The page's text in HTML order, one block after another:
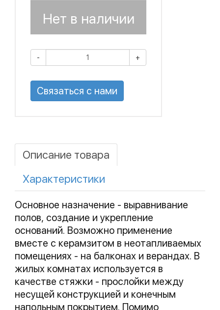
Нет в наличии
- +
Связаться с нами
Описание товара
Характеристики
Основное назначение - выравнивание
полов, создание и укрепление
оснований. Возможно применение
вместе с керамзитом в неотапливаемых
помещениях - на балконах и верандах. В
жилых комнатах используется в
качестве стяжки - прослойки между
несущей конструкцией и конечным
напольным покрытием. Помимо